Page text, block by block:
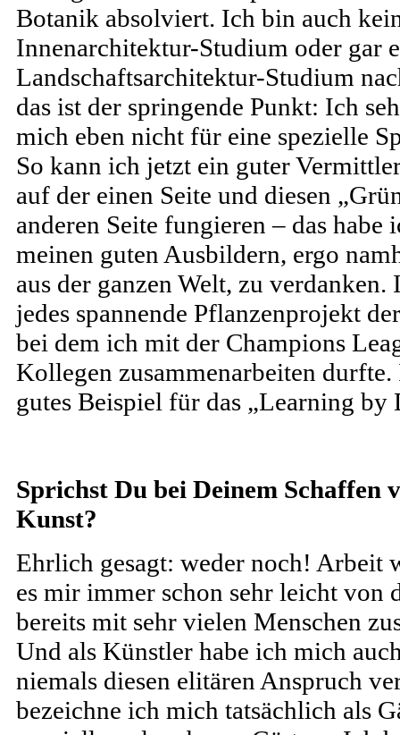
Botanik absolviert. Ich bin auch
Innenarchitektur-Studium oder gar
Landschaftsarchitektur-Studium
das ist der springende Punkt: Ich
mich eben nicht für eine spezielle
So kann ich jetzt ein guter
auf der einen Seite und diesen
anderen Seite fungieren – das habe
meinen guten Ausbildern, ergo
aus der ganzen Welt, zu
jedes spannende Pflanzenprojekt
bei dem ich mit der Champions
Kollegen zusammenarbeiten
gutes Beispiel für das „Learning
Sprichst Du bei Deinem Schaffen
Kunst?
Ehrlich gesagt: weder noch! Arbeit
es mir immer schon sehr leicht von
bereits mit sehr vielen Menschen
Und als Künstler habe ich mich
niemals diesen elitären Anspruch
bezeichne ich mich tatsächlich als